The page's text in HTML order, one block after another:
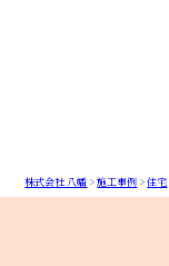
株式会社 八幡 >施工事例 >住宅